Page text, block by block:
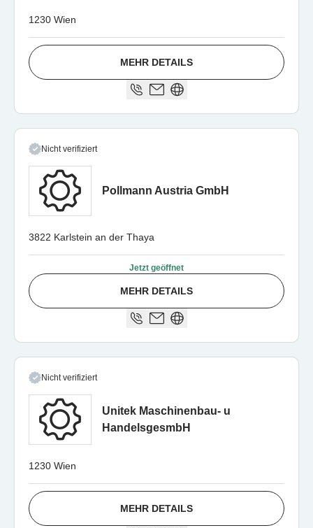
1230 Wien
MEHR DETAILS
Nicht verifiziert
Pollmann Austria GmbH
3822 Karlstein an der Thaya
Jetzt geöffnet
MEHR DETAILS
Nicht verifiziert
Unitek Maschinenbau- u
HandelsgesmbH
1230 Wien
MEHR DETAILS